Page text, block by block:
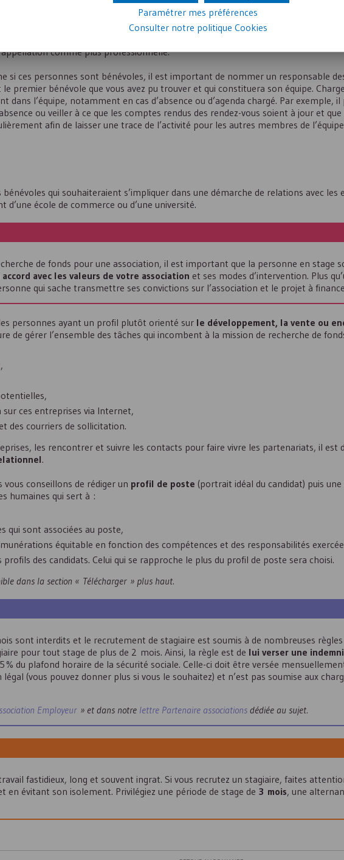
pouvez aussi prévoir des cartes de visite pour les membres de votre
la fonction « chargé(e) des relations entreprises » plus que « bénévole relations
comme plus professionnelle.
si ces personnes sont bénévoles, il est important de nommer un responsable
le premier bénévole que vous avez pu trouver et qui constituera son équipe.
dans l’équipe, notamment en cas d’absence ou d’agenda chargé. Par exemple,
ou veiller à ce que les comptes rendus des rendez-vous soient à jour et que
afin de laisser une trace de l’activité pour les autres membres de
bénévoles qui souhaiteraient s’impliquer dans une démarche de relations avec les
école de commerce ou d’une université.
de fonds pour une association, il est important que la personne en stage
accord avec les valeurs de votre association et ses modes d’intervention. Plus
qui sache transmettre ses convictions sur l’association et le projet à
personnes ayant un profil plutôt orienté sur le développement, la vente ou
de gérer l’ensemble des tâches qui incombent à la mission de recherche de
ces entreprises via Internet,
des courriers de sollicitation.
les rencontrer et suivre les contacts pour faire vivre les partenariats, il est
.
conseillons de rédiger un profil de poste (portrait idéal du candidat) puis une
humaines qui sert à :
qui sont associées au poste,
équitable en fonction des compétences et des responsabilités
des candidats. Celui qui se rapproche le plus du profil de poste sera choisi.
dans la section « Télécharger » plus haut.
sont interdits et le recrutement de stagiaire est soumis à de nombreuses règles
pour tout stage de plus de 2 mois. Ainsi, la règle est de lui verser une
% du plafond horaire de la sécurité sociale. Celle-ci doit être versée
(vous pouvez donner plus si vous le souhaitez) et n’est pas soumise aux
Employeur» et dans notre lettre Partenaire associations dédiée au sujet.
fastidieux, long et souvent ingrat. Si vous recrutez un stagiaire, faites
évitant son isolement. Privilégiez une période de stage de 3 mois, une
Paramétrer mes préférences
Consulter notre politique Cookies